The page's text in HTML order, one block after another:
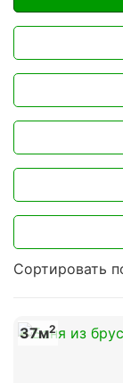
Сортировать
37м2